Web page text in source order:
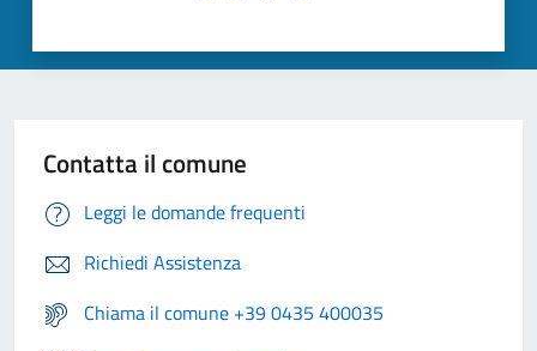
Contatta il comune
Leggi le domande frequenti
Richiedi Assistenza
Chiama il comune +39 0435 400035